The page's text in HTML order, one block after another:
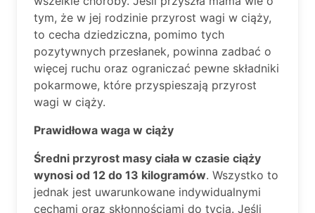
tym, że w jej rodzinie przyrost wagi w ciąży,
to cecha dziedziczna, pomimo tych
pozytywnych przesłanek, powinna zadbać o
więcej ruchu oraz ograniczać pewne składniki
pokarmowe, które przyspieszają przyrost
wagi w ciąży.
Prawidłowa waga w ciąży
Średni przyrost masy ciała w czasie ciąży
wynosi od 12 do 13 kilogramów. Wszystko to
jednak jest uwarunkowane indywidualnymi
cechami oraz skłonnościami do tycia. Jeśli